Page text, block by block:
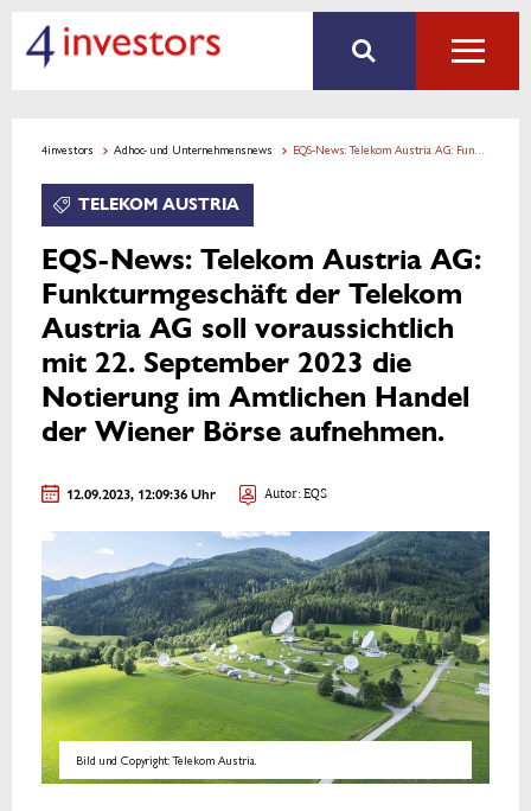
4investors Adhoc- und Unternehmensnews EQS-News: Telekom Austria AG: Funkturmgeschäft der Telekom Austria AG soll voraussichtlich mit 22. September 2023 die Notierung im Amtlichen Handel der Wiener Börse aufnehmen.
TELEKOM AUSTRIA
EQS-News: Telekom Austria AG:
Funkturmgeschäft der Telekom
Austria AG soll voraussichtlich
mit 22. September 2023 die
Notierung im Amtlichen Handel
der Wiener Börse aufnehmen.
12.09.2023, 12:09:36 Uhr Autor: EQS
Bild und Copyright: Telekom Austria.